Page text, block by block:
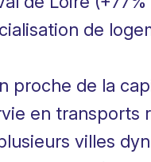
de
proche de la
en transports
villes